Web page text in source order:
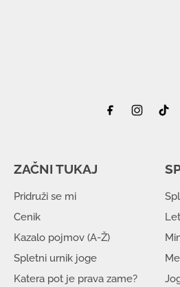
ZAČNI TUKAJ
Pridruži se mi
Cenik
Kazalo pojmov (A-Ž)
Spletni urnik joge
Katera pot je prava zame?